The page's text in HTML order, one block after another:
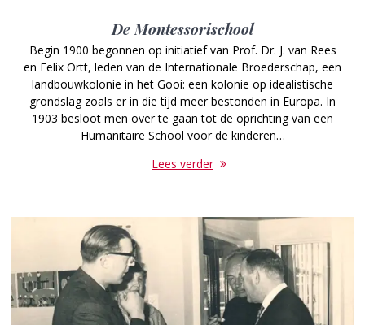
De Montessorischool
Begin 1900 begonnen op initiatief van Prof. Dr. J. van Rees
en Felix Ortt, leden van de Internationale Broederschap, een
landbouwkolonie in het Gooi: een kolonie op idealistische
grondslag zoals er in die tijd meer bestonden in Europa. In
1903 besloot men over te gaan tot de oprichting van een
Humanitaire School voor de kinderen…
Lees verder